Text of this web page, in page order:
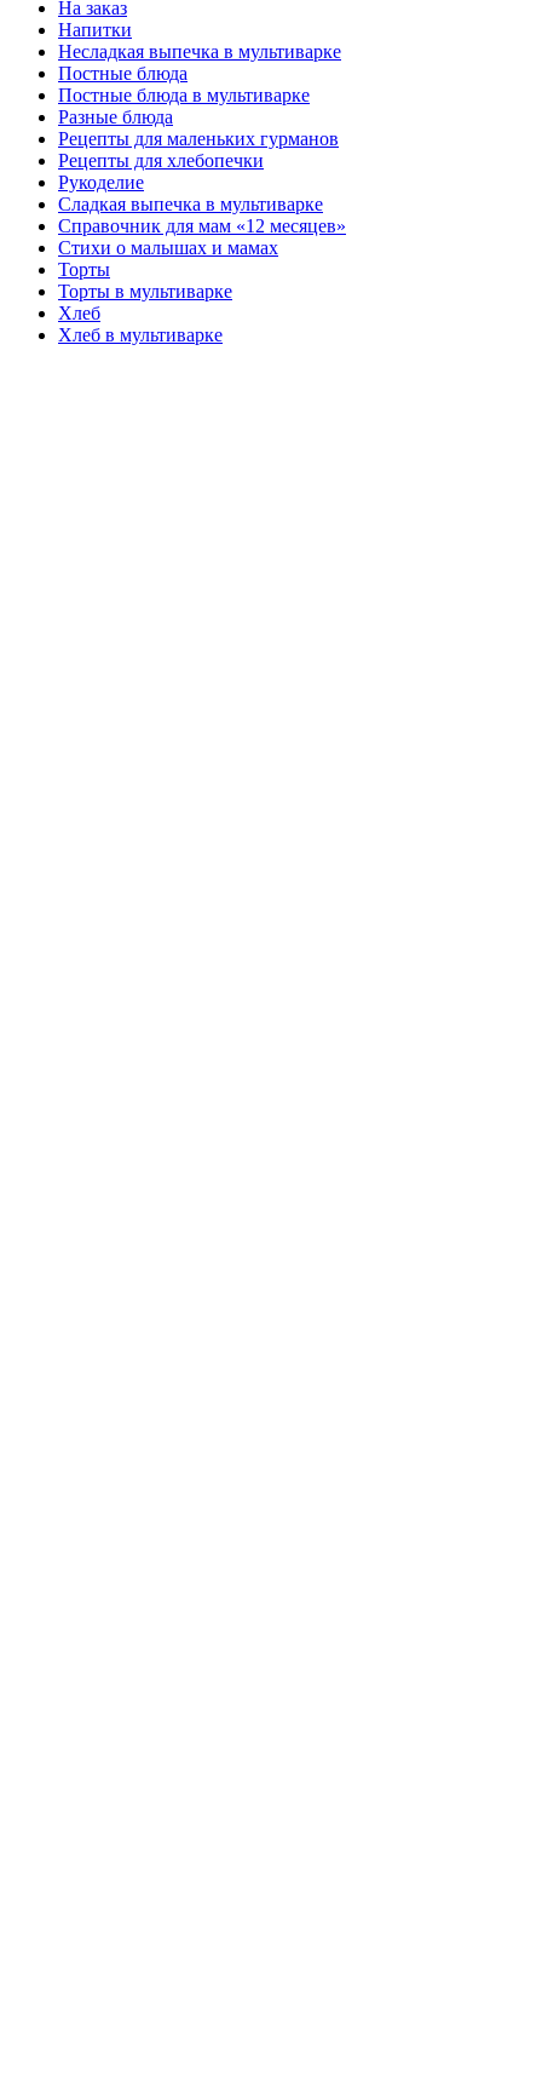
На заказ
Напитки
Несладкая выпечка в мультиварке
Постные блюда
Постные блюда в мультиварке
Разные блюда
Рецепты для маленьких гурманов
Рецепты для хлебопечки
Рукоделие
Сладкая выпечка в мультиварке
Справочник для мам «12 месяцев»
Стихи о малышах и мамах
Торты
Торты в мультиварке
Хлеб
Хлеб в мультиварке